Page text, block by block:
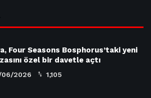
Four Seasons Bosphorus’taki yeni
özel bir davetle açtı
2026 1,105